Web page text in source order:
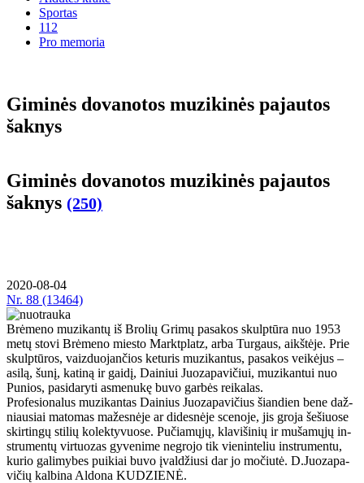
Sportas
112
Pro memoria
Gi­mi­nės do­va­no­tos mu­zi­ki­nės pa­jau­tos
šak­nys
Gi­mi­nės do­va­no­tos mu­zi­ki­nės pa­jau­tos
šak­nys (250)
2020-08-04
Nr. 88 (13464)
Brėmeno muzikantų iš Brolių Grimų pasakos skulptūra nuo 1953
metų stovi Brėmeno miesto Marktplatz, arba Turgaus, aikštėje. Prie
skulptūros, vaizduojančios keturis muzikantus, pasakos veikėjus –
asilą, šunį, katiną ir gaidį, Dainiui Juozapavičiui, muzikantui nuo
Punios, pasidaryti asmenukę buvo garbės reikalas.
Pro­fe­sio­na­lus mu­zi­kan­tas Dai­nius Juo­za­pa­vi­čius šian­dien be­ne daž­
niau­siai ma­to­mas ma­žes­nė­je ar di­des­nė­je sce­no­je, jis gro­ja še­šiuo­se
skir­tin­gų sti­lių ko­lek­ty­vuo­se. Pu­čia­mų­jų, kla­vi­ši­nių ir mu­ša­mų­jų in­
stru­men­tų vir­tuo­zas gy­ve­ni­me ne­gro­jo tik vie­nin­te­liu in­stru­men­tu,
ku­rio ga­li­my­bes pui­kiai bu­vo įval­džiu­si dar jo mo­čiu­tė. D.Juo­za­pa­
vi­čių kal­bi­na Al­do­na KU­DZIE­NĖ.